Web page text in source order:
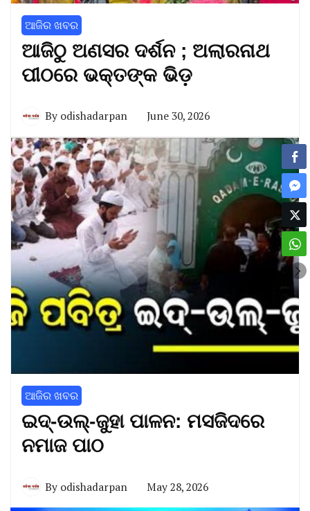
ଆଜିର ଖବର
ଆଜିଠୁ ଅଣସର ଦର୍ଶନ ; ଅଲାରନାଥ
ପୀଠରେ ଭକ୍ତଙ୍କ ଭିଡ଼
By odishadarpan June 30, 2026
ଆଜିର ଖବର
ଇଦ୍-ଉଲ୍-ଜୁହା ପାଳନ: ମସଜିଦରେ
ନମାଜ ପାଠ
By odishadarpan May 28, 2026